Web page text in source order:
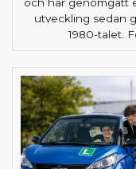
utveckling sedan
1980-talet.